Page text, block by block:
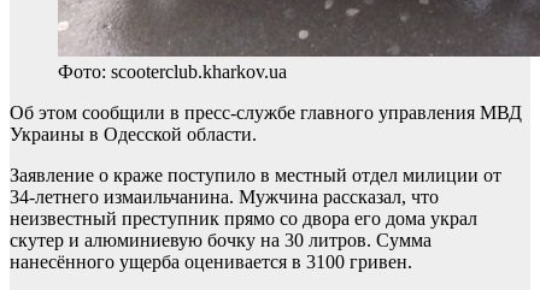
Фото: scooterclub.kharkov.ua
Об этом сообщили в пресс-службе главного управления МВД
Украины в Одесской области.
Заявление о краже поступило в местный отдел милиции от
34-летнего измаильчанина. Мужчина рассказал, что
неизвестный преступник прямо со двора его дома украл
скутер и алюминиевую бочку на 30 литров. Сумма
нанесённого ущерба оценивается в 3100 гривен.